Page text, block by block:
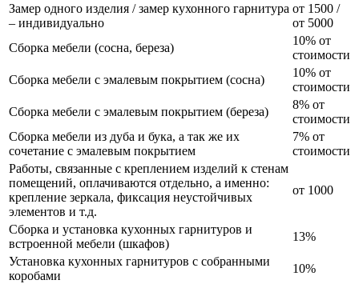
Замер одного изделия / замер кухонного гарнитура
– индивидуально
от 1500 /
от 5000
Сборка мебели (сосна, береза)
10% от
стоимости
Сборка мебели с эмалевым покрытием (сосна)
10% от
стоимости
Сборка мебели с эмалевым покрытием (береза)
8% от
стоимости
Сборка мебели из дуба и бука, а так же их
сочетание с эмалевым покрытием
7% от
стоимости
Работы, связанные с креплением изделий к стенам
помещений, оплачиваются отдельно, а именно:
крепление зеркала, фиксация неустойчивых
элементов и т.д.
от 1000
Сборка и установка кухонных гарнитуров и
встроенной мебели (шкафов)
13%
Установка кухонных гарнитуров с собранными
коробами
10%